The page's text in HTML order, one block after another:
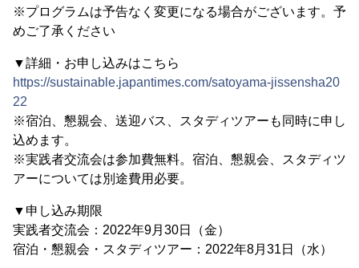
※プログラムは予告なく変更になる場合がございます。予
めご了承ください
▼詳細・お申し込みはこちら
https://sustainable.japantimes.com/satoyama-jissensha20
22
※宿泊、懇親会、送迎バス、スタディツアーも同時に申し
込めます。
※実践者交流会は参加費無料。宿泊、懇親会、スタディツ
アーについては別途費用必要。
▼申し込み期限
実践者交流会：2022年9月30日（金）
宿泊・懇親会・スタディツアー：2022年8月31日（水）